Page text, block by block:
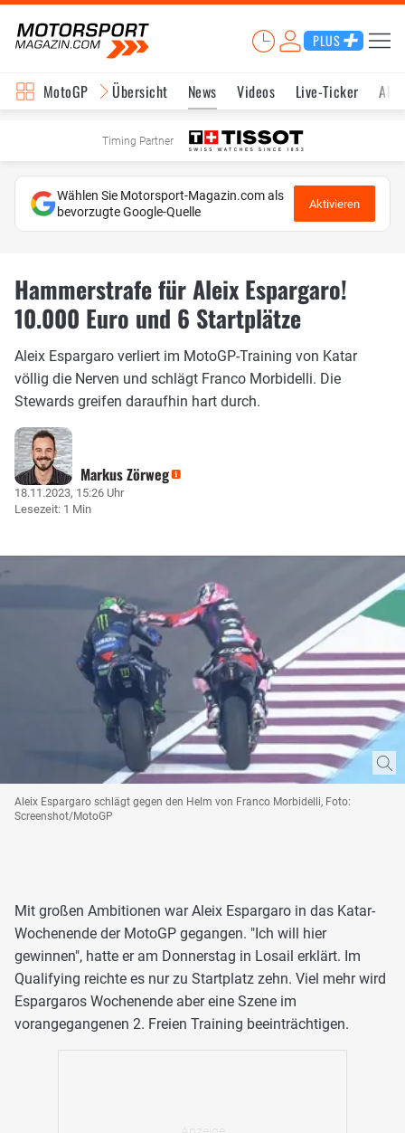
PLUS
MotoGP Übersicht News Videos Live-Ticker
Timing Partner
Wählen Sie Motorsport-Magazin.com als
bevorzugte Google-Quelle
Aktivieren
Hammerstrafe für Aleix Espargaro!
10.000 Euro und 6 Startplätze
Aleix Espargaro verliert im MotoGP-Training von Katar
völlig die Nerven und schlägt Franco Morbidelli. Die
Stewards greifen daraufhin hart durch.
Markus Zörweg
18.11.2023, 15:26 Uhr
Lesezeit: 1 Min
Aleix Espargaro schlägt gegen den Helm von Franco Morbidelli, Foto:
Screenshot/MotoGP
Mit großen Ambitionen war Aleix Espargaro in das Katar-
Wochenende der MotoGP gegangen. "Ich will hier
gewinnen", hatte er am Donnerstag in Losail erklärt. Im
Qualifying reichte es nur zu Startplatz zehn. Viel mehr wird
Espargaros Wochenende aber eine Szene im
vorangegangenen 2. Freien Training beeinträchtigen.